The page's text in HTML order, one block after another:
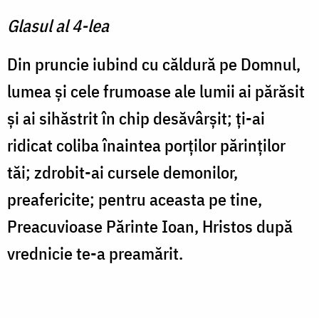
Glasul al 4-lea
Din pruncie iubind cu căldură pe Domnul,
lumea şi cele frumoase ale lumii ai părăsit
şi ai sihăstrit în chip desăvârşit; ţi-ai
ridicat coliba înaintea porţilor părinţilor
tăi; zdrobit-ai cursele demonilor,
preafericite; pentru aceasta pe tine,
Preacuvioase Părinte Ioan, Hristos după
vrednicie te-a preamărit.